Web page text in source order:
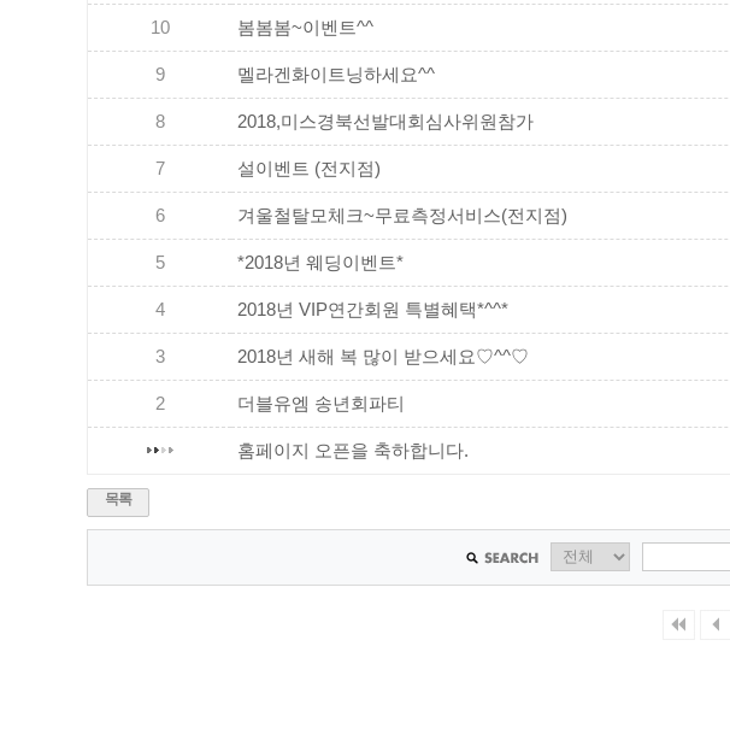
10 봄봄봄~이벤트^^
9 멜라겐화이트닝하세요^^
8 2018,미스경북선발대회심사위원참가
7 설이벤트 (전지점)
6 겨울철탈모체크~무료측정서비스(전지점)
5 *2018년 웨딩이벤트*
4 2018년 VIP연간회원 특별혜택*^^*
3 2018년 새해 복 많이 받으세요♡^^♡
2 더블유엠 송년회파티
홈페이지 오픈을 축하합니다.
목록